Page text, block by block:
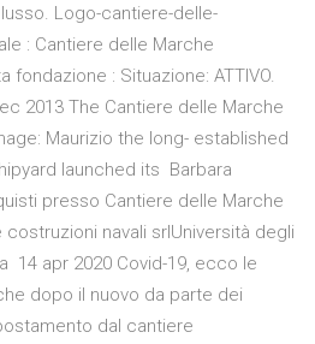
Logo-cantiere-delle-
: Cantiere delle Marche
fondazione : Situazione: ATTIVO.
2013 The Cantiere delle Marche
Maurizio the long- established
launched its Barbara
presso Cantiere delle Marche
navali srlUniversità degli
14 apr 2020 Covid-19, ecco le
dopo il nuovo da parte dei
dal cantiere